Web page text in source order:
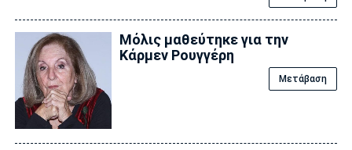
Μόλις μαθεύτηκε για την
Κάρμεν Ρουγγέρη
Μετάβαση